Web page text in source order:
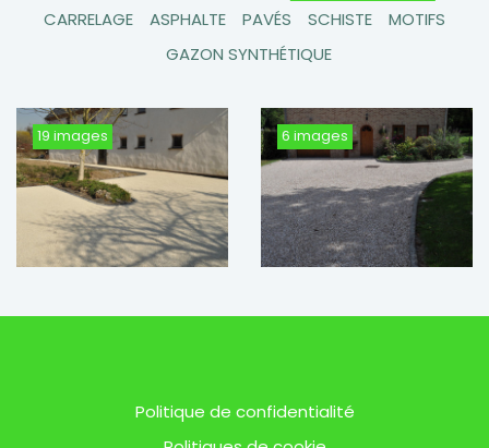
CARRELAGE
ASPHALTE PAVÉS SCHISTE
MOTIFS
GAZON SYNTHÉTIQUE
19 images
drainants
6 images
imperméables
Politique de confidentialité